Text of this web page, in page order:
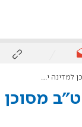
יותר מדאע"ש
מסוכן